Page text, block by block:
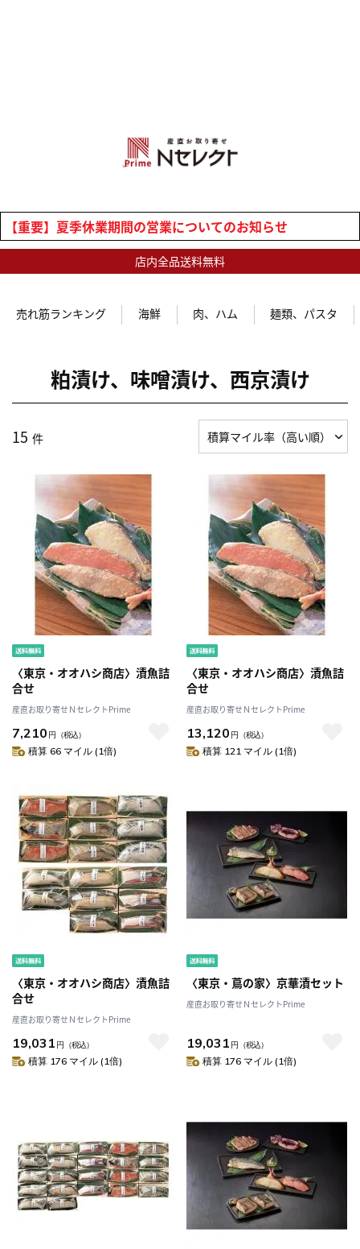
【重要】夏季休業期間の営業についてのお知らせ
店内全品送料無料
売れ筋ランキング 海鮮 肉、ハム 麺類、パスタ
粕漬け、味噌漬け、西京漬け
15 件
〈東京・オオハシ商店〉漬魚詰
合せ
産直お取り寄せＮセレクトPrime
7,210 円 （税込）
積算 66 マイル (1倍)
〈東京・オオハシ商店〉漬魚詰
合せ
産直お取り寄せＮセレクトPrime
13,120 円 （税込）
積算 121 マイル (1倍)
〈東京・オオハシ商店〉漬魚詰
合せ
産直お取り寄せＮセレクトPrime
19,031 円 （税込）
積算 176 マイル (1倍)
〈東京・蔦の家〉京華漬セット
産直お取り寄せＮセレクトPrime
19,031 円 （税込）
積算 176 マイル (1倍)